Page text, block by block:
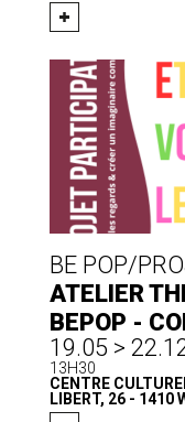
BE POP/
ATELIER
BEPOP -
19.05 >
13H30
CENTRE
LIBERT, 26 - 1410